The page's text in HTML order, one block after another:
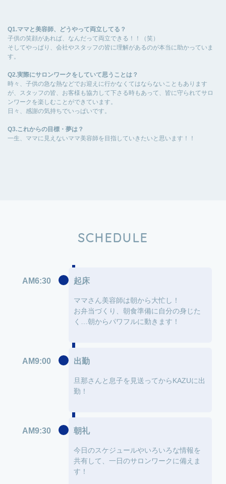
Q1.ママと美容師、どうやって両立してる？
子供の笑顔があれば、なんだって両立できる！！（笑）
そしてやっぱり、会社やスタッフの皆に理解があるのが本当に助かっていま
す。
Q2.実際にサロンワークをしていて思うことは？
時々、子供の急な熱などでお迎えに行かなくてはならないこともあります
が、スタッフの皆、お客様も協力して下さる時もあって、皆に守られてサロ
ンワークを楽しむことができています。
日々、感謝の気持ちでいっぱいです。
Q3.これからの目標・夢は？
一生、ママに見えないママ美容師を目指していきたいと思います！！
SCHEDULE
AM6:30 起床
ママさん美容師は朝から大忙し！
お弁当づくり、朝食準備に自分の身じた
く…朝からパワフルに動きます！
AM9:00 出勤
旦那さんと息子を見送ってからKAZUに出
勤！
AM9:30 朝礼
今日のスケジュールやいろいろな情報を
共有して、一日のサロンワークに備えま
す！